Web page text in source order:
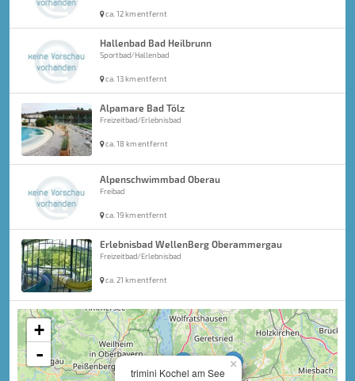
ca. 12 km entfernt
Hallenbad Bad Heilbrunn
Sportbad/Hallenbad
ca. 13 km entfernt
Alpamare Bad Tölz
Freizeitbad/Erlebnisbad
ca. 18 km entfernt
Alpenschwimmbad Oberau
Freibad
ca. 19 km entfernt
Erlebnisbad WellenBerg Oberammergau
Freizeitbad/Erlebnisbad
ca. 21 km entfernt
×
trimini Kochel am See
+
-